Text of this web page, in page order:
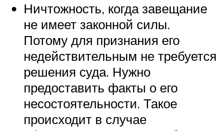
Ничтожность, когда завещание
не имеет законной силы.
Потому для признания его
недействительным не требуется
решения суда. Нужно
предоставить факты о его
несостоятельности. Такое
происходит в случае